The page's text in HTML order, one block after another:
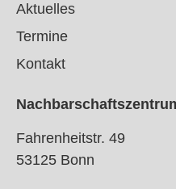
Aktuelles
Termine
Kontakt
Fahrenheitstr. 49
53125 Bonn